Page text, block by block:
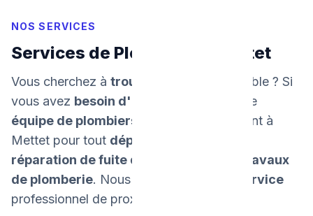
NOS SERVICES
Services de Plomberie à Mettet
Vous cherchez à trouver un plombier
fiable ? Si
vous avez besoin d'un dépannage
, notre
équipe de plombiers
intervient rapidement à
Mettet pour tout dépannage urgent
réparation de fuite d'eau
travaux
de plomberie. Nous
garantissons un service
professionnel de proximité.